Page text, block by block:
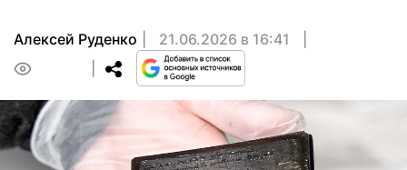
Алексей Руденко
21.06.2026 в 16:41